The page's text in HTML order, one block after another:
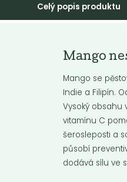
Do
169Kč/ Kg
Celý popis produktu
Mango
Mango se
Indie a Filipín.
Vysoký
vitamínu C
šerosleposti a
působí
dodává sílu ve